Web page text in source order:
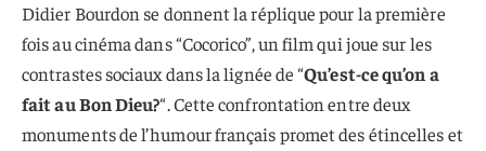
Didier Bourdon se donnent la réplique pour la première
fois au cinéma dans “Cocorico”, un film qui joue sur les
contrastes sociaux dans la lignée de “Qu’est-ce qu’on a
fait au Bon Dieu?“. Cette confrontation entre deux
monuments de l’humour français promet des étincelles et